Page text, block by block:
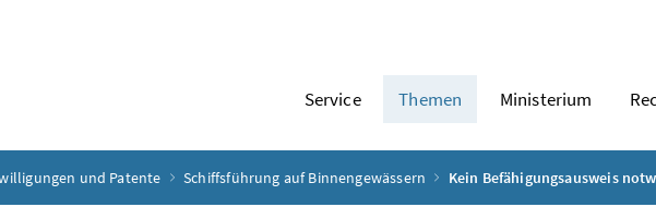
Service Themen Ministerium
und Patente Schiffsführung auf Binnengewässern Kein Befähigungsausweis